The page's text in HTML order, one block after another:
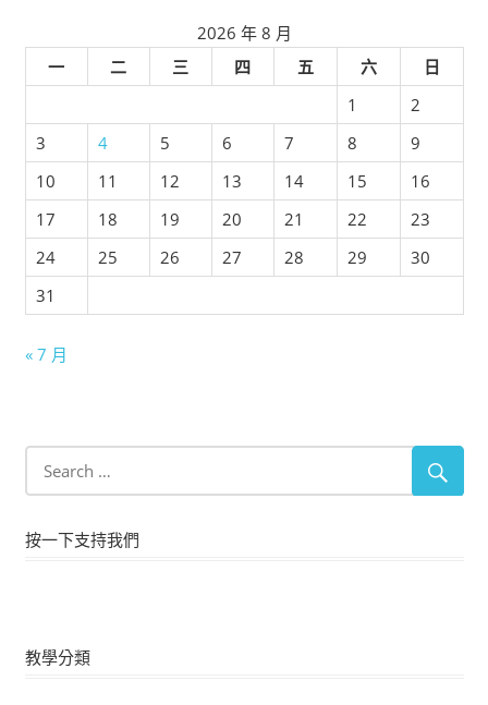
2026 年 8 月
一
二 三 四 五 六
日
1
2
3
4 5 6 7 8
9
10
11 12 13 14 15
16
17
18 19 20 21 22
23
24
25 26 27 28 29
30
31
« 7 月
按一下支持我們
教學分類